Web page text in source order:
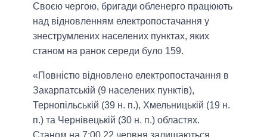
Своєю чергою, бригади обленерго працюють
над відновленням електропостачання у
знеструмлених населених пунктах, яких
станом на ранок середи було 159.
«Повністю відновлено електропостачання в
Закарпатській (9 населених пунктів),
Тернопільській (39 н. п.), Хмельницькій (19 н.
п.) та Чернівецькій (30 н. п.) областях.